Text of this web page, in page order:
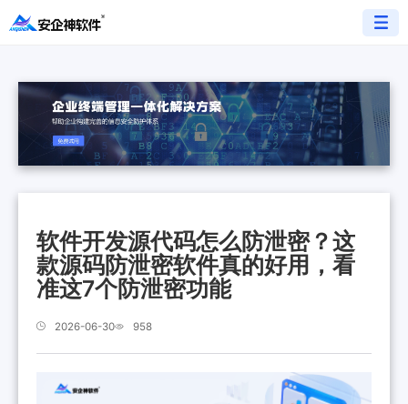
软件开发源代码怎么防泄密？这
款源码防泄密软件真的好用，看
准这7个防泄密功能
2026-06-30 958